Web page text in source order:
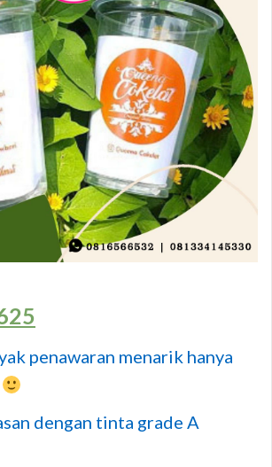
penawaran menarik hanya
dengan tinta grade A